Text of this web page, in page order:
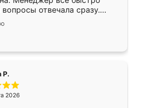
вопросы отвечала сразу.
в субботу, подошёл к
Собрали
работали аккуратно, даже
Р.
2026